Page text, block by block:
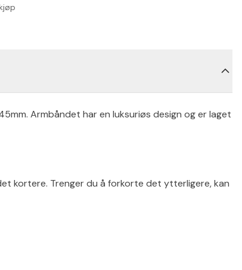
Armbåndet har en luksuriøs design og er laget
kortere. Trenger du å forkorte det ytterligere, kan